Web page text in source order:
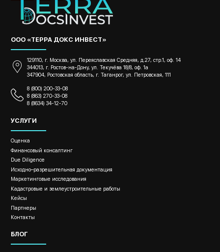
ООО «ТЕРРА ДОКС ИНВЕСТ»
129110, г. Москва, ул. Переяславская Средняя, д.27, стр.1, оф. 14
344013, г. Ростов-на-Дону, ул. Текучёва 18/8, оф. 1а
347904, Ростовская область, г. Таганрог, ул. Петровская, 111
8 (800) 200-33-08
8 (863) 270-33-08
8 (8634) 34-12-70
УСЛУГИ
Оценка
Финансовый консалтинг
Due Diligence
Исходно–разрешительная документация
Маркетинговые исследования
Кадастровые и землеустроительные работы
Кейсы
Партнеры
Контакты
БЛОГ